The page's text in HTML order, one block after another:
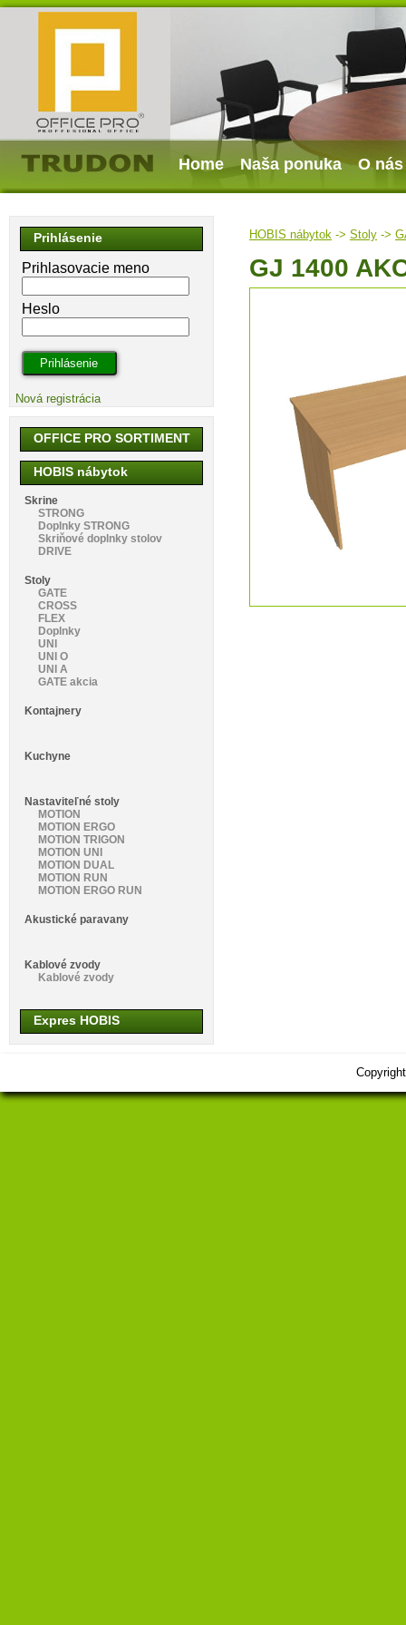
Home Naša ponuka O nás
HOBIS nábytok -> Stoly ->
GJ 1400
Prihlásenie
Prihlasovacie meno
Heslo
Nová registrácia
OFFICE PRO SORTIMENT
HOBIS nábytok
Skrine
STRONG
Doplnky STRONG
Skriňové doplnky stolov
DRIVE
Stoly
GATE
CROSS
FLEX
Doplnky
UNI
UNI O
UNI A
GATE akcia
Kontajnery
Kuchyne
Nastaviteľné stoly
MOTION
MOTION ERGO
MOTION TRIGON
MOTION UNI
MOTION DUAL
MOTION RUN
MOTION ERGO RUN
Akustické paravany
Kablové zvody
Kablové zvody
Expres HOBIS